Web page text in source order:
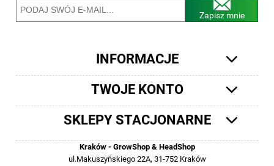
Zapisz mnie
INFORMACJE
TWOJE KONTO
SKLEPY STACJONARNE
Kraków - GrowShop & HeadShop
ul.Makuszyńskiego 22A, 31-752 Kraków